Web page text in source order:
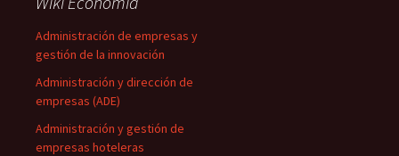
Administración de empresas y
gestión de la innovación
Administración y dirección de
empresas (ADE)
Administración y gestión de
empresas hoteleras